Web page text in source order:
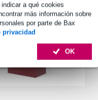
a qué cookies
más información sobre
por parte de Bax
privacidad
OK